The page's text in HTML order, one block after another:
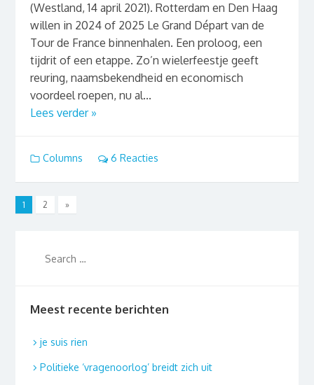
(Westland, 14 april 2021). Rotterdam en Den Haag
willen in 2024 of 2025 Le Grand Départ van de
Tour de France binnenhalen. Een proloog, een
tijdrit of een etappe. Zo’n wielerfeestje geeft
reuring, naamsbekendheid en economisch
voordeel roepen, nu al...
Lees verder »
Columns 6 Reacties
1 2 »
Meest recente berichten
je suis rien
Politieke ‘vragenoorlog’ breidt zich uit